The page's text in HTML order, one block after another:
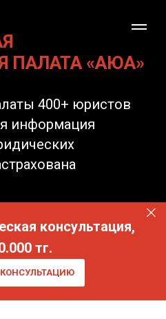
ПАЛАТА «АЮА»
400+ юристов
информация
консультация,
тг.